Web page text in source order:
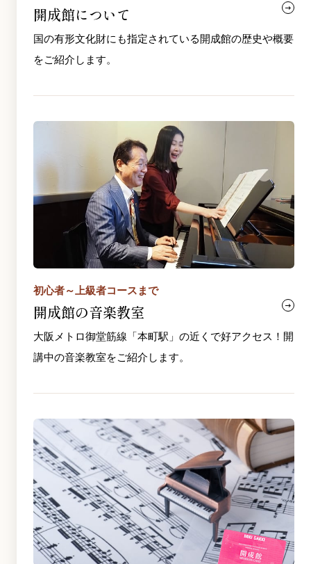
開成館について
国の有形文化財にも指定されている開成館の歴史や概要
をご紹介します。
初心者～上級者コースまで
開成館の音楽教室
大阪メトロ御堂筋線「本町駅」の近くで好アクセス！開
講中の音楽教室をご紹介します。